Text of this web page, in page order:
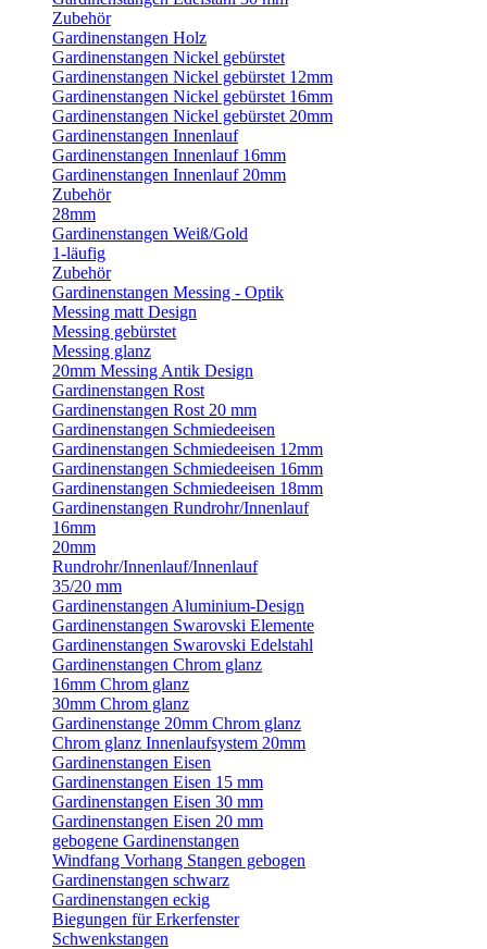
Zubehör
Gardinenstangen Holz
Gardinenstangen Nickel gebürstet
Gardinenstangen Nickel gebürstet 12mm
Gardinenstangen Nickel gebürstet 16mm
Gardinenstangen Nickel gebürstet 20mm
Gardinenstangen Innenlauf
Gardinenstangen Innenlauf 16mm
Gardinenstangen Innenlauf 20mm
Zubehör
28mm
Gardinenstangen Weiß/Gold
1-läufig
Zubehör
Gardinenstangen Messing - Optik
Messing matt Design
Messing gebürstet
Messing glanz
20mm Messing Antik Design
Gardinenstangen Rost
Gardinenstangen Rost 20 mm
Gardinenstangen Schmiedeeisen
Gardinenstangen Schmiedeeisen 12mm
Gardinenstangen Schmiedeeisen 16mm
Gardinenstangen Schmiedeeisen 18mm
Gardinenstangen Rundrohr/Innenlauf
16mm
20mm
Rundrohr/Innenlauf/Innenlauf
35/20 mm
Gardinenstangen Aluminium-Design
Gardinenstangen Swarovski Elemente
Gardinenstangen Swarovski Edelstahl
Gardinenstangen Chrom glanz
16mm Chrom glanz
30mm Chrom glanz
Gardinenstange 20mm Chrom glanz
Chrom glanz Innenlaufsystem 20mm
Gardinenstangen Eisen
Gardinenstangen Eisen 15 mm
Gardinenstangen Eisen 30 mm
Gardinenstangen Eisen 20 mm
gebogene Gardinenstangen
Windfang Vorhang Stangen gebogen
Gardinenstangen schwarz
Gardinenstangen eckig
Biegungen für Erkerfenster
Schwenkstangen